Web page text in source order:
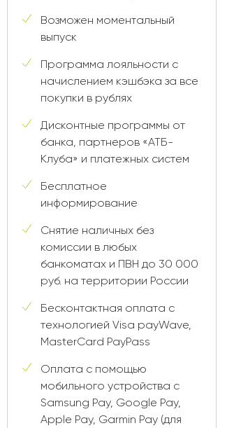
Возможен моментальный
выпуск
Программа лояльности с
начислением кэшбэка за все
покупки в рублях
Дисконтные программы от
банка, партнеров «АТБ-
Клуба» и платежных систем
Бесплатное
информирование
Снятие наличных без
комиссии в любых
банкоматах и ПВН до 30 000
руб. на территории России
Бесконтактная оплата с
технологией Visa payWave,
MasterCard PayPass
Оплата с помощью
мобильного устройства с
Samsung Pay, Google Pay,
Apple Pay, Garmin Pay (для